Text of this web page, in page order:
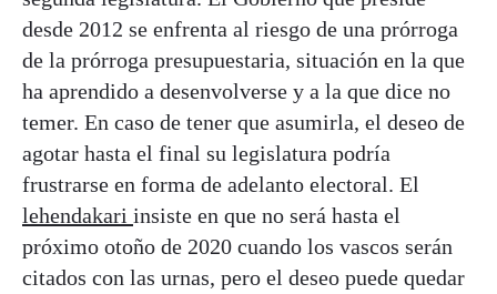
desde 2012 se enfrenta al riesgo de una prórroga
de la prórroga presupuestaria, situación en la que
ha aprendido a desenvolverse y a la que dice no
temer. En caso de tener que asumirla, el deseo de
agotar hasta el final su legislatura podría
frustrarse en forma de adelanto electoral. El
lehendakari insiste en que no será hasta el
próximo otoño de 2020 cuando los vascos serán
citados con las urnas, pero el deseo puede quedar